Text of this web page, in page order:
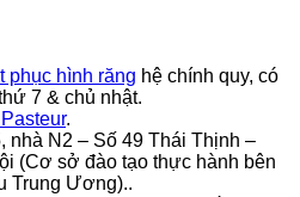
phục hình răng hệ chính quy, có
7 & chủ nhật.
.
nhà N2 – Số 49 Thái Thịnh –
(Cơ sở đào tạo thực hành bên
Trung Ương)..